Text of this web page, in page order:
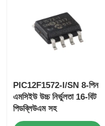
PIC12F1572-I/SN 8-পিন
এমসিইউ উচ্চ নির্ভুলতা 16-বিট
পিডব্লিউএম সহ